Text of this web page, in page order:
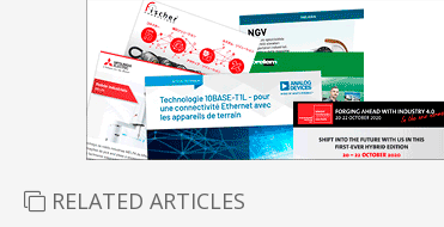
RELATED ARTICLES